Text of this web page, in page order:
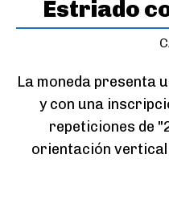
Estriado
La moneda presenta
y con una
repeticiones de
orientación